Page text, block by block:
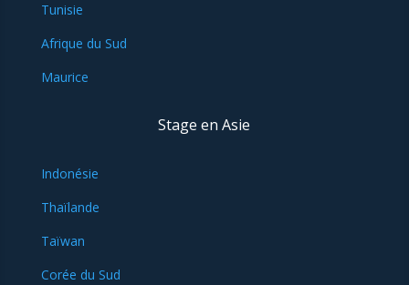
Tunisie
Afrique du Sud
Maurice
Stage en Asie
Indonésie
Thaïlande
Taïwan
Corée du Sud